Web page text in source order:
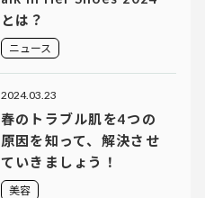
とは？
ニュース
2024.03.23
春のトラブル肌を4つの
原因を知って、解決させ
ていきましょう！
美容